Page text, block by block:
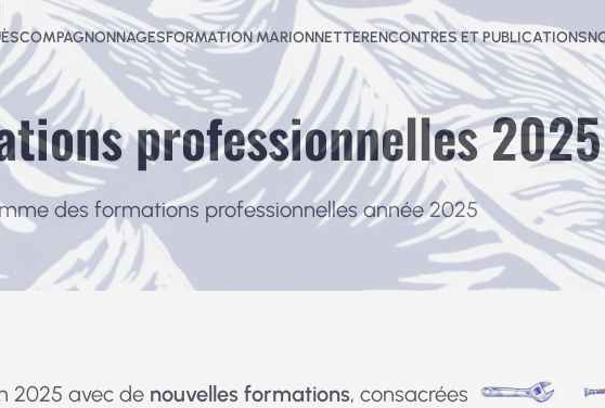
COMPAGNONNAGESFORMATION MARIONNETTERENCONTRES ET PUBLICATIONS
professionnelles 2025
des formations professionnelles année 2025
2025 avec de nouvelles formations, consacrées